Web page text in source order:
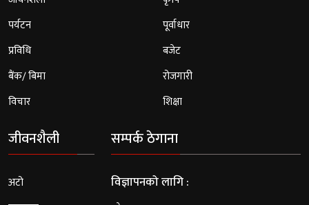
पर्यटन
प्रविधि
बैंक/ बिमा
विचार
पूर्वाधार
बजेट
रोजगारी
शिक्षा
जीवनशैली
अटो
सम्पर्क ठेगाना
विज्ञापनको लागि :